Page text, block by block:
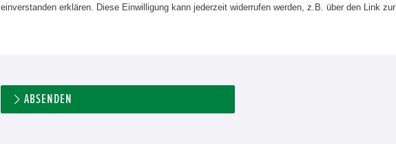
einverstanden erklären. Diese Einwilligung kann jederzeit widerrufen werden, z.B. über den Link
ABSENDEN